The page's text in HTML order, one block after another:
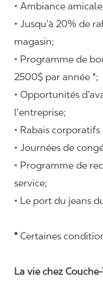
• Ambiance amicale
• Jusqu’à 20% de
magasin;
• Programme de
2500$ par année *;
• Opportunités
l’entreprise;
• Rabais
• Journées de
• Programme de
service;
• Le port du jeans
* Certaines
La vie chez